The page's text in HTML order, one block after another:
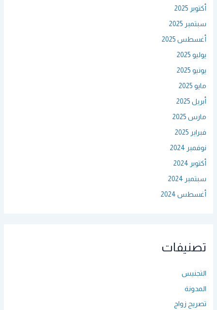
أكتوبر 2025
سبتمبر 2025
أغسطس 2025
يوليو 2025
يونيو 2025
مايو 2025
أبريل 2025
مارس 2025
فبراير 2025
نوفمبر 2024
أكتوبر 2024
سبتمبر 2024
أغسطس 2024
تصنيفات
التجنيس
المدونة
تصريح زواج